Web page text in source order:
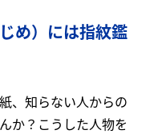
め）には指紋鑑
、知らない人からの
か？こうした人物を